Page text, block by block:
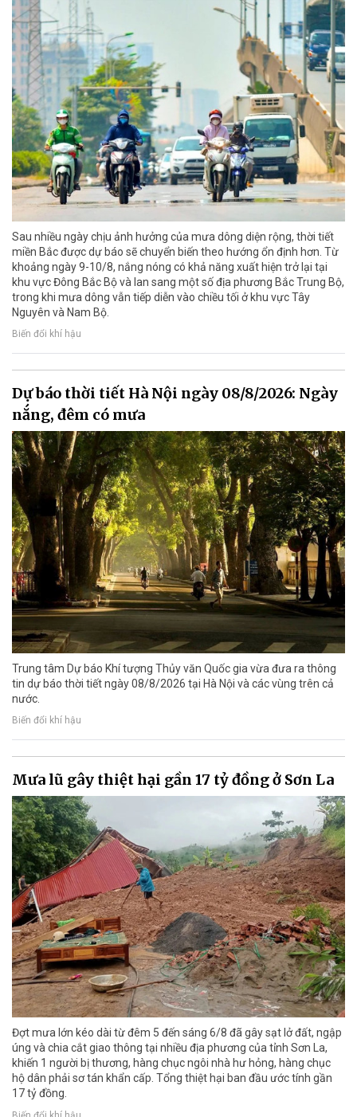
Sau nhiều ngày chịu ảnh hưởng của mưa dông diện rộng, thời tiết
miền Bắc được dự báo sẽ chuyển biến theo hướng ổn định hơn. Từ
khoảng ngày 9-10/8, nắng nóng có khả năng xuất hiện trở lại tại
khu vực Đông Bắc Bộ và lan sang một số địa phương Bắc Trung Bộ,
trong khi mưa dông vẫn tiếp diễn vào chiều tối ở khu vực Tây
Nguyên và Nam Bộ.
Biến đổi khí hậu
Dự báo thời tiết Hà Nội ngày 08/8/2026: Ngày
nắng, đêm có mưa
Trung tâm Dự báo Khí tượng Thủy văn Quốc gia vừa đưa ra thông
tin dự báo thời tiết ngày 08/8/2026 tại Hà Nội và các vùng trên cả
nước.
Biến đổi khí hậu
Mưa lũ gây thiệt hại gần 17 tỷ đồng ở Sơn La
Đợt mưa lớn kéo dài từ đêm 5 đến sáng 6/8 đã gây sạt lở đất, ngập
úng và chia cắt giao thông tại nhiều địa phương của tỉnh Sơn La,
khiến 1 người bị thương, hàng chục ngôi nhà hư hỏng, hàng chục
hộ dân phải sơ tán khẩn cấp. Tổng thiệt hại ban đầu ước tính gần
17 tỷ đồng.